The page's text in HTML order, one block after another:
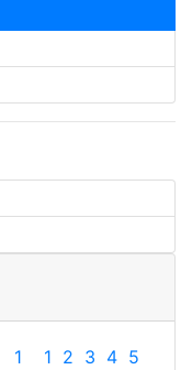
1 1 2 3 4 5